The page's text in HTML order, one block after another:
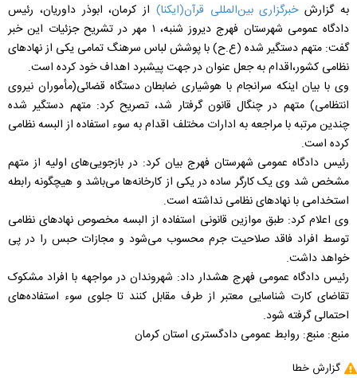
به گزارشخبرگزاری بین‌المللی قرآن(ایکنا) از کرمان، ابوذر داوریان، رئیس
دادگاه عمومی شهرستان فهرج دیروز شنبه، ۱ مهر در تشریح جزئیات این خبر
گفت: متهم دستگیر شده (ع.ح) با پوشش لباس سرهنگ تمامی یکی از نهادهای
نظامی کشور،اقدام به جعل عنوان در جهت پیشبرد اهداف خود کرده است.
وی با بیان اینکه سرانجام با هوشیاری ضابطان دستگاه قضائی(مأموران نیروی
انتظامی) متهم در چنگال قانون گرفتار شد، تصریح کرد: متهم دستگیر شده
چندین مرتبه با مراجعه به ادارات مختلف اقدام به سوء استفاده از البسه نظامی
کرده است.
رئیس دادگاه عمومی شهرستان فهرج بیان کرد: در بازجویی‌های اولیه از متهم
مشخص شد وی یک کارگر ساده در یکی از کارخانه‌ها می‌باشد و هیچگونه رابطه
استخدامی با نهادهای نظامی نداشته است.
وی اعلام کرد: طبق موازین قانونی استفاده از البسه مخصوص نهادهای نظامی
توسط افراد فاقد صلاحیت جرم محسوب می‌شود و مجازات حبس را در پی
خواهد داشت.
رئیس دادگاه عمومی فهرج هشدار داد: شهروندان در مواجهه با افراد مشکوک
تقاضای کارت شناسایی معتبر از طرف مقابل کنند تا جلوی سوء استفاده‌های
احتمالی گرفته شود.
منبع: منبع: روابط عمومی دادگستری استان کرمان
گزارش خطا